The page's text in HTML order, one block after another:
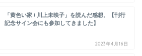
「黄色い家 / 川上未映子」を読んだ感想。【刊行
記念サイン会にも参加してきました】
2023年4月16日